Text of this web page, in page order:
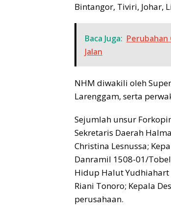
Bintangor, Tiviri, Johar,
Baca Juga: Perubahan
Jalan
NHM diwakili oleh
Larenggam, serta
Sejumlah unsur
Sekretaris Daerah
Christina Lesnussa;
Danramil 1508-01/
Hidup Halut Yudhiahart
Riani Tonoro; Kepala
perusahaan.